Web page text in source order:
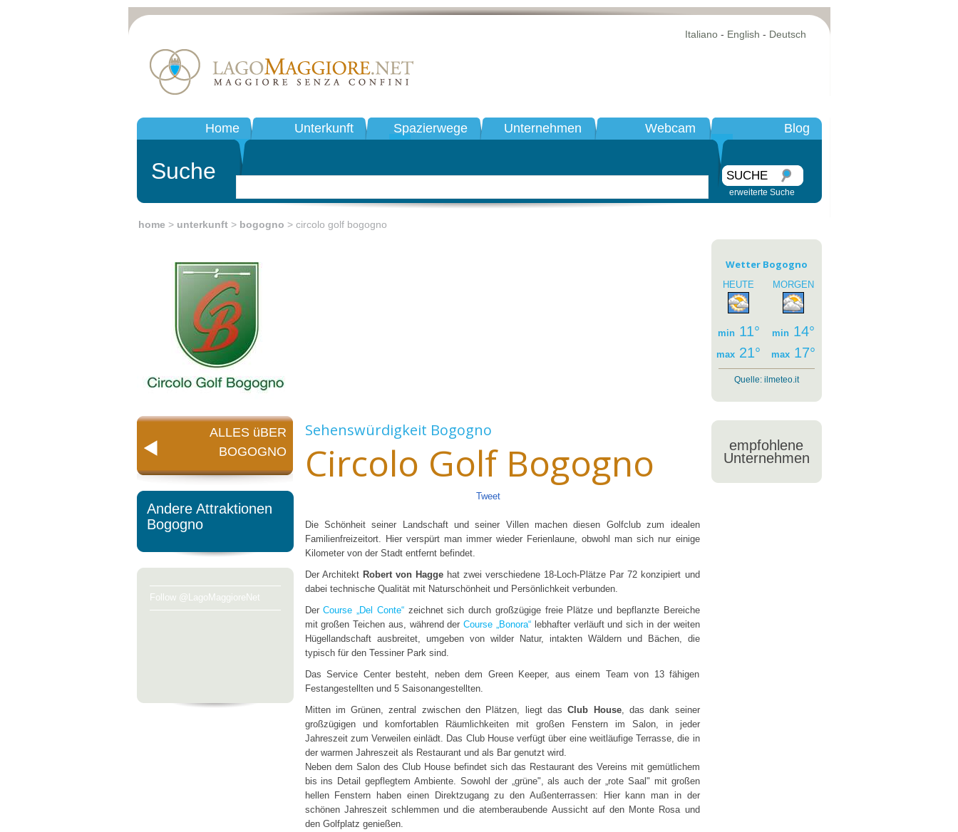
Italiano- English - Deutsch
Home Unterkunft Spazierwege Unternehmen Webcam Blog
Suche SUCHE
erweiterte Suche
home > unterkunft> bogogno > circolo golf bogogno
ALLES üBER
BOGOGNO
Andere Attraktionen
Bogogno
Follow @LagoMaggioreNet
Wetter Bogogno
HEUTE
min11°
max 21°
MORGEN
min 14°
max 17°
Quelle: ilmeteo.it
Sehenswürdigkeit Bogogno
Circolo Golf Bogogno
Tweet
Die Schönheit seiner Landschaft und seiner Villen machen diesen Golfclub zum idealen
Familienfreizeitort. Hier verspürt man immer wieder Ferienlaune, obwohl man sich nur einige
Kilometer von der Stadt entfernt befindet.
Der Architekt Robert von Haggehat zwei verschiedene 18-Loch-Plätze Par 72 konzipiert und
dabei technische Qualität mit Naturschönheit und Persönlichkeit verbunden.
DerCourse „Del Conte“zeichnet sich durch großzügige freie Plätze und bepflanzte Bereiche
mit großen Teichen aus, während derCourse „Bonora“ lebhafter verläuft und sich in der weiten
Hügellandschaft ausbreitet, umgeben von wilder Natur, intakten Wäldern und Bächen, die
typisch für den Tessiner Park sind.
Das Service Center besteht, neben dem Green Keeper, aus einem Team von 13 fähigen
Festangestellten und 5 Saisonangestellten.
Mitten im Grünen, zentral zwischen den Plätzen, liegt dasClub House, das dank seiner
großzügigen und komfortablen Räumlichkeiten mit großen Fenstern im Salon, in jeder
Jahreszeit zum Verweilen einlädt. Das Club House verfügt über eine weitläufige Terrasse, die in
der warmen Jahreszeit als Restaurant und als Bar genutzt wird.
Neben dem Salon des Club House befindet sich das Restaurant des Vereins mit gemütlichem
bis ins Detail gepflegtem Ambiente. Sowohl der „grüne", als auch der „rote Saal" mit großen
hellen Fenstern haben einen Direktzugang zu den Außenterrassen: Hier kann man in der
schönen Jahreszeit schlemmen und die atemberaubende Aussicht auf den Monte Rosa und
den Golfplatz genießen.
empfohlene
Unternehmen